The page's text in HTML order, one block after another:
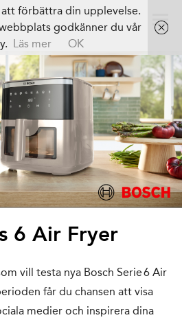
6 Air Fryer
vill testa nya Bosch Serie 6 Air
får du chansen att visa
medier och inspirera dina
förbättra din upplevelse.
godkänner du vår
Läs mer OK